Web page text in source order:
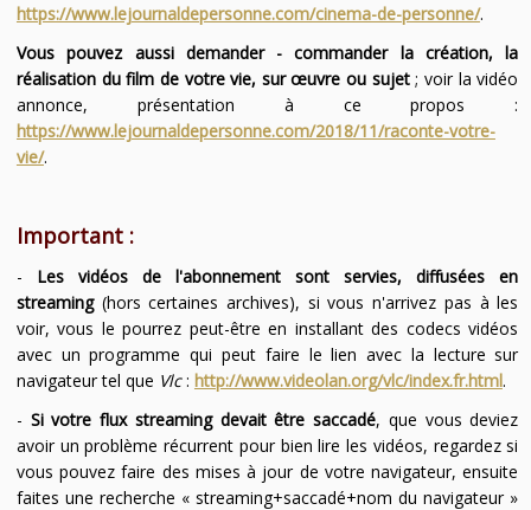
https://www.lejournaldepersonne.com/cinema-de-personne/.
Vous pouvez aussi demander - commander la création, la
réalisation du film de votre vie, sur œuvre ou sujet; voir la vidéo
annonce, présentation à ce propos :
https://www.lejournaldepersonne.com/2018/11/raconte-votre-
vie/.
Important :
- Les vidéos de l'abonnement sont servies, diffusées en
streaming(hors certaines archives), si vous n'arrivez pas à les
voir, vous le pourrez peut-être en installant des codecs vidéos
avec un programme qui peut faire le lien avec la lecture sur
navigateur tel que Vlc: http://www.videolan.org/vlc/index.fr.html.
- Si votre flux streaming devait être saccadé, que vous deviez
avoir un problème récurrent pour bien lire les vidéos, regardez si
vous pouvez faire des mises à jour de votre navigateur, ensuite
faites une recherche « streaming+saccadé+nom du navigateur »